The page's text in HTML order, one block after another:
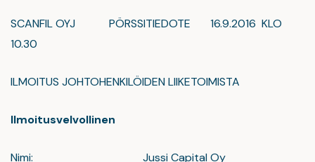
SCANFIL OYJ PÖRSSITIEDOTE 16.9.2016 KLO
10.30
ILMOITUS JOHTOHENKILÖIDEN LIIKETOIMISTA
Ilmoitusvelvollinen
Nimi: Jussi Capital Oy